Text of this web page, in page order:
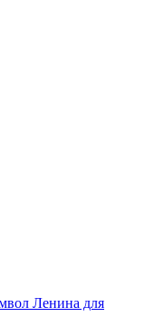
Ленина для